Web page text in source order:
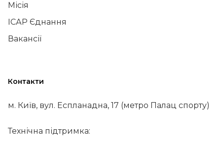
Місія
ІСАР Єднання
Вакансії
Контакти
м. Київ, вул. Еспланадна, 17 (метро Палац спорту)
Технічна підтримка: